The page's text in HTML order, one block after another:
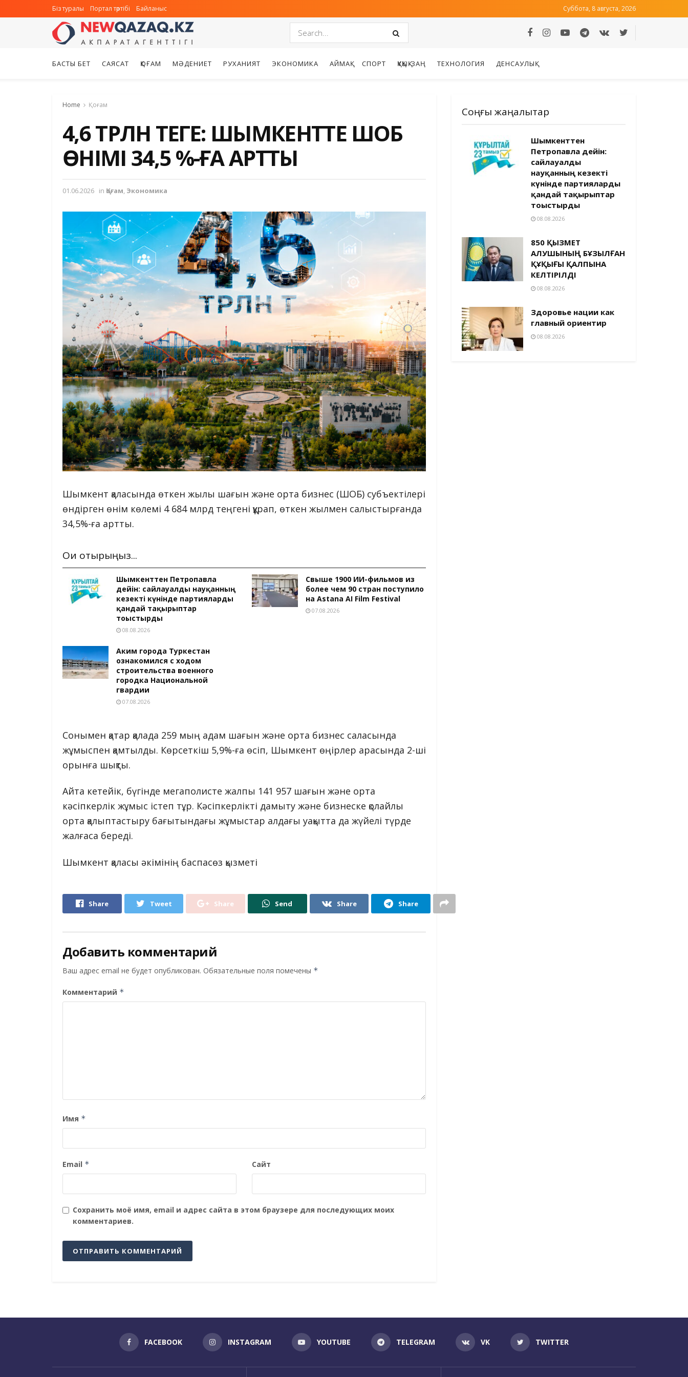
Біз туралы Портал тәртібі Байланыс Суббота, 8 августа, 2026
БАСТЫ БЕТ САЯСАТ ҚОҒАМ МӘДЕНИЕТ РУХАНИЯТ ЭКОНОМИКА АЙМАҚ СПОРТ ҚҰҚЫҚ-ЗАҢ ТЕХНОЛОГИЯ ДЕНСАУЛЫҚ
Home Қоғам
4,6 ТРЛН ТЕҢГЕ: ШЫМКЕНТТЕ ШОБ
ӨНІМІ 34,5 %-ҒА АРТТЫ
01.06.2026 in Қоғам, Экономика
Шымкент қаласында өткен жылы шағын және орта бизнес (ШОБ) субъектілері
өндірген өнім көлемі 4 684 млрд теңгені құрап, өткен жылмен салыстырғанда
34,5%-ға артты.
Оқи отырыңыз...
Шымкенттен Петропавлға
дейін: сайлауалды науқанның
кезекті күнінде партияларды
қандай тақырыптар
тоғыстырды
08.08.2026
Свыше 1900 ИИ-фильмов из
более чем 90 стран поступило
на Astana AI Film Festival
07.08.2026
Аким города Туркестан
ознакомился с ходом
строительства военного
городка Национальной
гвардии
07.08.2026
Сонымен қатар қалада 259 мың адам шағын және орта бизнес саласында
жұмыспен қамтылды. Көрсеткіш 5,9%-ға өсіп, Шымкент өңірлер арасында 2-ші
орынға шықты.
Айта кетейік, бүгінде мегаполисте жалпы 141 957 шағын және орта
кәсіпкерлік жұмыс істеп тұр. Кәсіпкерлікті дамыту және бизнеске қолайлы
орта қалыптастыру бағытындағы жұмыстар алдағы уақытта да жүйелі түрде
жалғаса береді.
Шымкент қаласы әкімінің баспасөз қызметі
Share Tweet Share Send Share Share
Добавить комментарий
Ваш адрес email не будет опубликован. Обязательные поля помечены *
Комментарий *
Имя *
Email * Сайт
Сохранить моё имя, email и адрес сайта в этом браузере для последующих моих
комментариев.
Соңғы жаңалықтар
Шымкенттен
Петропавлға дейін:
сайлауалды
науқанның кезекті
күнінде партияларды
қандай тақырыптар
тоғыстырды
08.08.2026
850 ҚЫЗМЕТ
АЛУШЫНЫҢ БҰЗЫЛҒАН
ҚҰҚЫҒЫ ҚАЛПЫНА
КЕЛТІРІЛДІ
08.08.2026
Здоровье нации как
главный ориентир
08.08.2026
FACEBOOK INSTAGRAM YOUTUBE TELEGRAM VK TWITTER